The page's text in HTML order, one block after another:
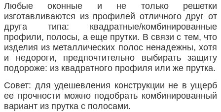
Любые оконные и не только решетки
изготавливаются из профилей отличного друг от
друга типа: квадратные/комбинированные
профили, полосы, а еще прутки. В связи с тем, что
изделия из металлических полос ненадежны, хотя
и недороги, предпочтительно выбирать защиту
подороже: из квадратного профиля или же прутка.
Совет: для удешевления конструкции не в ущерб
ее прочности можно подобрать комбинированный
вариант из прутка с полосами.